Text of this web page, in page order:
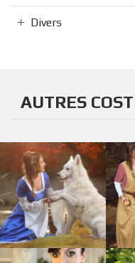
Divers
AUTRES